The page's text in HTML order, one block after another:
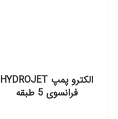
الکترو پمپ HYDROJET
فرانسوی 5 طبقه